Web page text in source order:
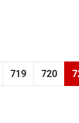
719 720